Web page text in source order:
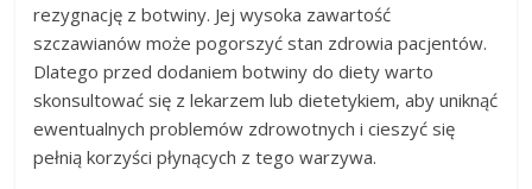
rezygnację z botwiny. Jej wysoka zawartość
szczawianów może pogorszyć stan zdrowia pacjentów.
Dlatego przed dodaniem botwiny do diety warto
skonsultować się z lekarzem lub dietetykiem, aby uniknąć
ewentualnych problemów zdrowotnych i cieszyć się
pełnią korzyści płynących z tego warzywa.